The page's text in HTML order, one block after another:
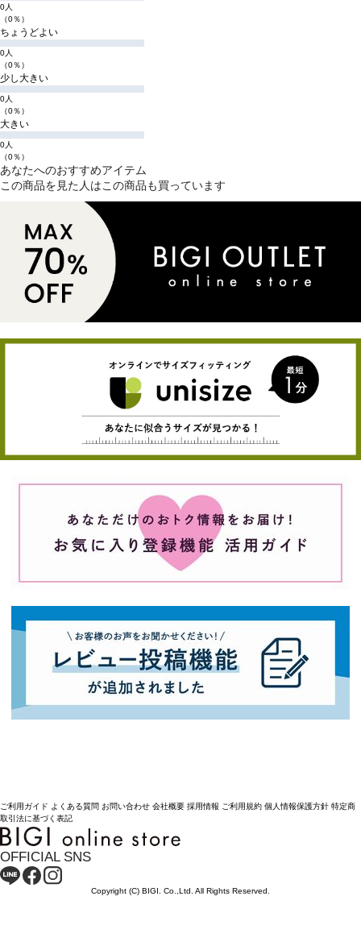
0人
（0％）
ちょうどよい
0人
（0％）
少し大きい
0人
（0％）
大きい
0人
（0％）
あなたへのおすすめアイテム
この商品を見た人はこの商品も買っています
ご利用ガイド よくある質問 お問い合わせ 会社概要 採用情報 ご利用規約 個人情報保護方針 特定商
取引法に基づく表記
OFFICIAL SNS
Copyright (C) BIGI. Co.,Ltd. All Rights Reserved.